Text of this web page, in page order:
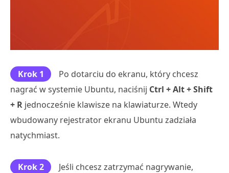
Krok 1
Po dotarciu do ekranu, który chcesz
nagrać w systemie Ubuntu, naciśnij Ctrl + Alt + Shift
+ R jednocześnie klawisze na klawiaturze. Wtedy
wbudowany rejestrator ekranu Ubuntu zadziała
natychmiast.
Krok 2
Jeśli chcesz zatrzymać nagrywanie,